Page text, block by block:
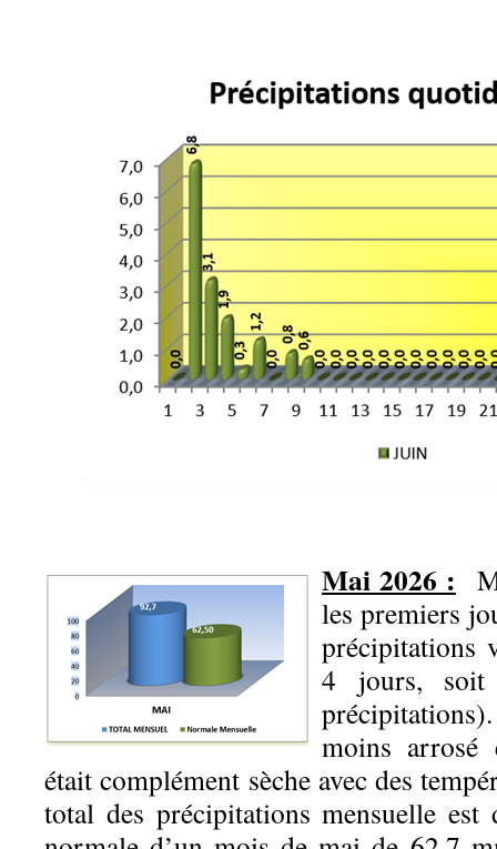
Mai 2026 :
les premiers
précipitations
4 jours, soit
moins arrosé
était complément sèche avec des
total des précipitations mensuelle